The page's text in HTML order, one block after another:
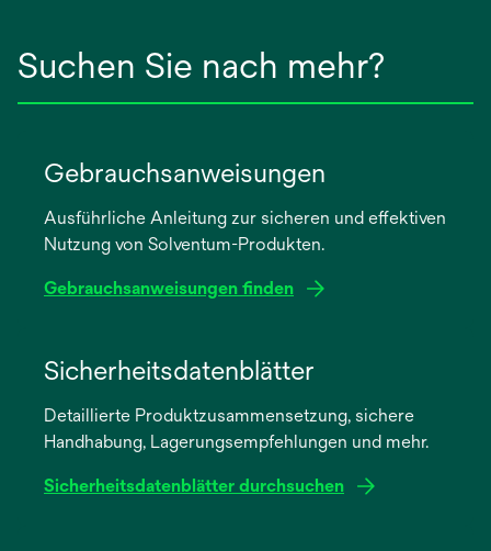
Suchen Sie nach mehr?
Gebrauchsanweisungen
Ausführliche Anleitung zur sicheren und effektiven
Nutzung von Solventum-Produkten.
Gebrauchsanweisungen finden
neuen
Registerkarte
Sicherheitsdatenblätter
Detaillierte Produktzusammensetzung, sichere
Handhabung, Lagerungsempfehlungen und mehr.
Sicherheitsdatenblätter durchsuchen